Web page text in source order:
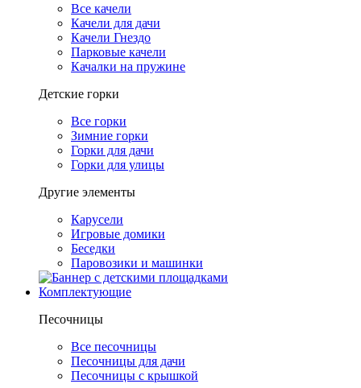
Все качели
Качели для дачи
Качели Гнездо
Парковые качели
Качалки на пружине
Детские горки
Все горки
Зимние горки
Горки для дачи
Горки для улицы
Другие элементы
Карусели
Игровые домики
Беседки
Паровозики и машинки
Комплектующие
Песочницы
Все песочницы
Песочницы для дачи
Песочницы с крышкой